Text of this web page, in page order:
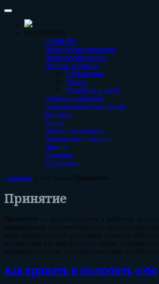
MENUMENU
ГЛАВНАЯ
Психология личности
Психология чувств
Любовь и семья
Отношения
Семья
Родители и дети
Работа и карьера
Социальная психология
Фильмы
Тесты
Наука психология
Афоризмы и мысли
Притчи
Словарь
О проекте
Главная » Что такое Принятие
Принятие
Принятие
— это отношение к ребенку,
выражаемое или имплицитно
виде родительской установки (нежная забота
понимание его внутреннего мира, терпимость
индивидуальным психофизическим
Как принять и полюбить себя